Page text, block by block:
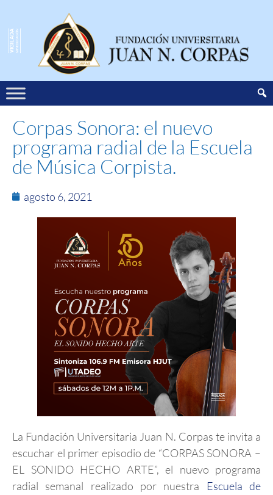
Corpas Sonora: el nuevo
programa radial de la Escuela
de Música Corpista.
agosto 6, 2021
La Fundación Universitaria Juan N. Corpas te invita a
escuchar el primer episodio de “CORPAS SONORA –
EL SONIDO HECHO ARTE”, el nuevo programa
radial semanal realizado por nuestra Escuela de